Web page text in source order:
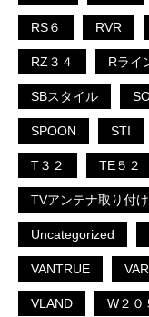
RS６ RVR
RZ３４ Rライ
SBスタイル
SPOON STI
T３２ TE５２
TVアンテナ取り付け
Uncategorized
VANTRUE
VLAND W２０